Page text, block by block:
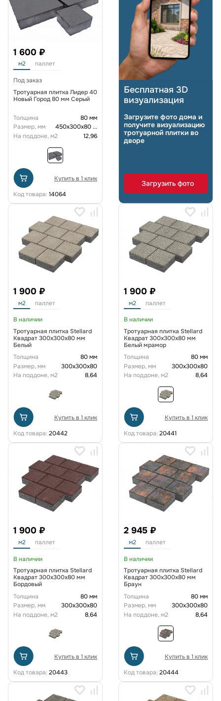
1 600 ₽
м2 паллет
Под заказ
Тротуарная плитка Лидер 40
Новый Город 80 мм Серый
Толщина
80 мм
Размер, мм
450х300х80...
На поддоне, м2
12,96
Купить в 1 клик
Код товара: 14064
Бесплатная 3D
визуализация
Загрузите фото дома и
получите визуализацию
тротуарной плитки во
дворе
Загрузить фото
1 900 ₽
м2 паллет
В наличии
Тротуарная плитка Stellard
Квадрат 300x300x80 мм
Белый
Толщина
80 мм
Размер, мм
300х300х80
На поддоне, м2
8,64
Купить в 1 клик
Код товара: 20442
1 900 ₽
м2 паллет
В наличии
Тротуарная плитка Stellard
Квадрат 300x300x80 мм
Белый мрамор
Толщина
80 мм
Размер, мм
300х300х80
На поддоне, м2
8,64
Купить в 1 клик
Код товара: 20441
1 900 ₽
м2 паллет
В наличии
Тротуарная плитка Stellard
Квадрат 300x300x80 мм
Бордовый
Толщина
80 мм
Размер, мм
300х300х80
На поддоне, м2
8,64
Купить в 1 клик
Код товара: 20443
2 945 ₽
м2 паллет
В наличии
Тротуарная плитка Stellard
Квадрат 300x300x80 мм
Браун
Толщина
80 мм
Размер, мм
300х300х80
На поддоне, м2
8,64
Купить в 1 клик
Код товара: 20444